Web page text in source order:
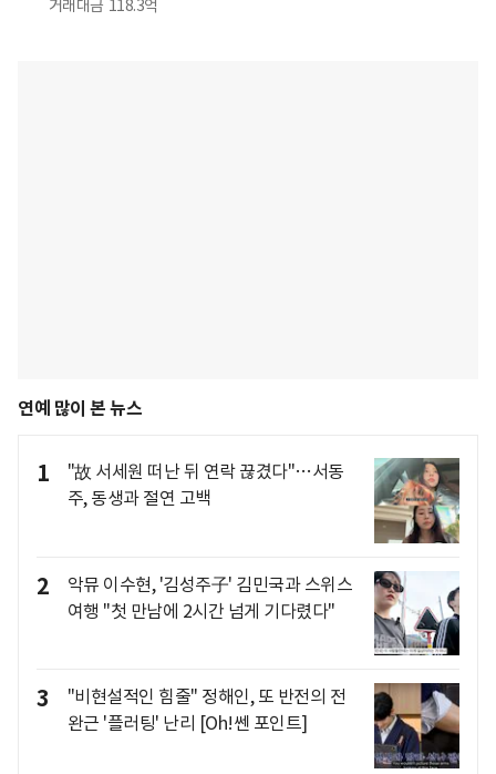
거래대금 118.3억
연예 많이 본 뉴스
1
"故 서세원 떠난 뒤 연락 끊겼다"…서동
주, 동생과 절연 고백
2
악뮤 이수현, '김성주子' 김민국과 스위스
여행 "첫 만남에 2시간 넘게 기다렸다"
3
"비현설적인 힘줄" 정해인, 또 반전의 전
완근 '플러팅' 난리 [Oh!쎈 포인트]